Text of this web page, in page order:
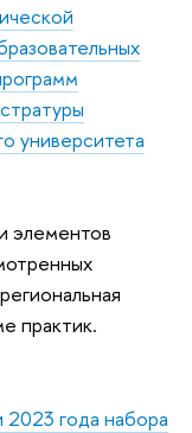
университета
элементов
практик.
года набора